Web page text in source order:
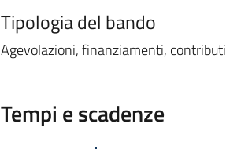
Tipologia del bando
Agevolazioni, finanziamenti, contributi
Tempi e scadenze